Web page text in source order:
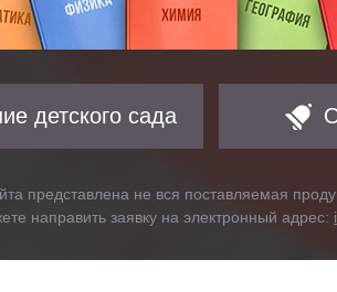
детского сада
представлена не вся поставляемая
направить заявку на электронный адрес: